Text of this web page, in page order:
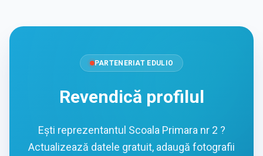
PARTENERIAT EDULIO
Revendică profilul
Ești reprezentantul Scoala Primara nr 2 ?
Actualizează datele gratuit, adaugă fotografii